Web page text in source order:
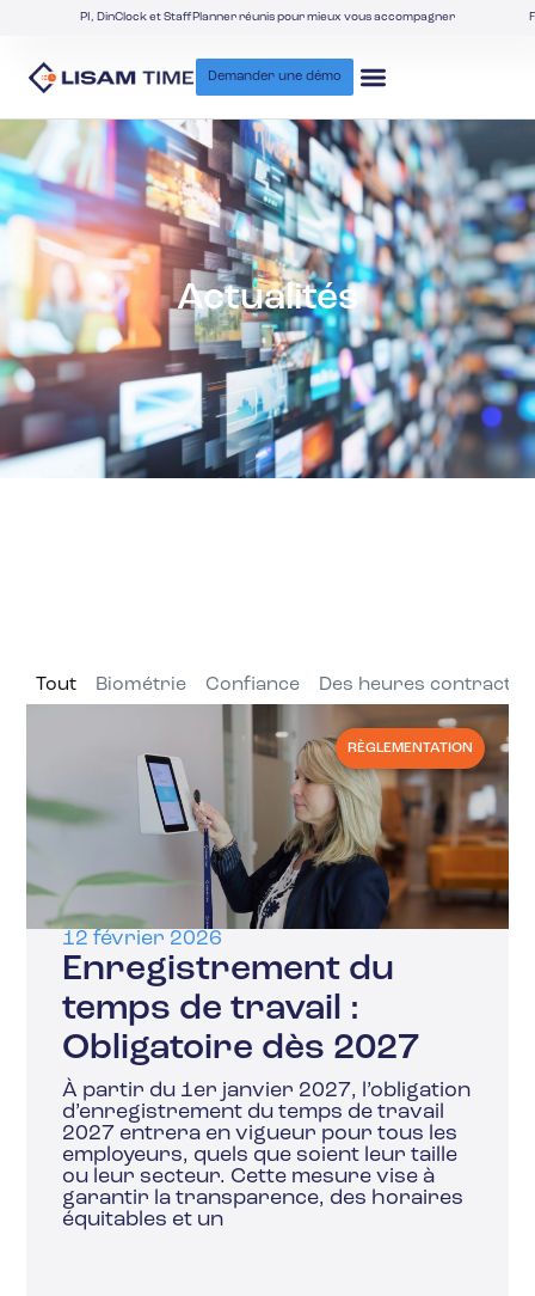
PI, DinClock et StaffPlanner réunis pour mieux vous accompagner
Demander une démo
Actualités
Biométrie Confiance Des heures
Tout
RÈGLEMENTATION
12 février 2026
Enregistrement du
temps de travail :
Obligatoire dès 2027
À partir du 1er janvier 2027, l’obligation
d’enregistrement du temps de travail
2027 entrera en vigueur pour tous les
employeurs, quels que soient leur taille
ou leur secteur. Cette mesure vise à
garantir la transparence, des horaires
équitables et un